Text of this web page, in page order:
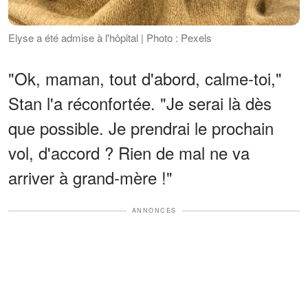
Elyse a été admise à l'hôpital | Photo : Pexels
"Ok, maman, tout d'abord, calme-toi,"
Stan l'a réconfortée. "Je serai là dès
que possible. Je prendrai le prochain
vol, d'accord ? Rien de mal ne va
arriver à grand-mère !"
ANNONCES